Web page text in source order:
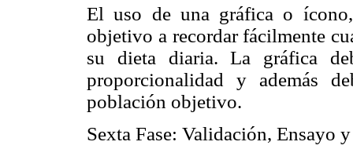
El uso de una gráfica o
objetivo a recordar fácilmente
su dieta diaria. La gráfica
proporcionalidad y además
población objetivo.
Sexta Fase: Validación, Ensayo